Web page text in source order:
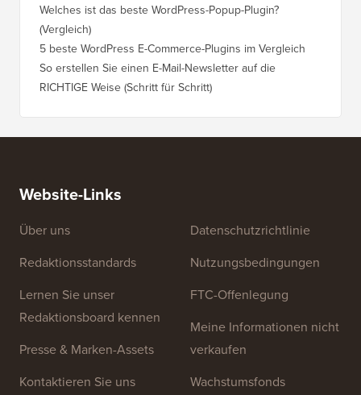
Welches ist das beste WordPress-Popup-Plugin?
(Vergleich)
5 beste WordPress E-Commerce-Plugins im Vergleich
So erstellen Sie einen E-Mail-Newsletter auf die
RICHTIGE Weise (Schritt für Schritt)
Website-Links
Über uns
Redaktionsstandards
Lernen Sie unser
Redaktionsboard kennen
Presse & Marken-Assets
Kontaktieren Sie uns
Datenschutzrichtlinie
Nutzungsbedingungen
FTC-Offenlegung
Meine Informationen nicht
verkaufen
Wachstumsfonds